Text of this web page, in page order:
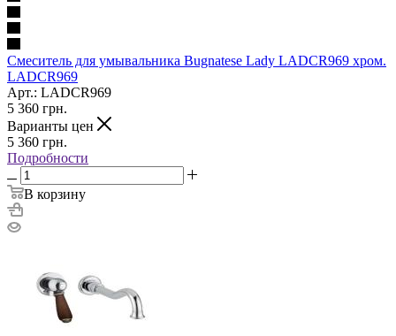
Смеситель для умывальника Bugnatese Lady LADCR969 хром.
LADCR969
Арт.: LADCR969
5 360 грн.
Варианты цен
5 360 грн.
Подробности
В корзину